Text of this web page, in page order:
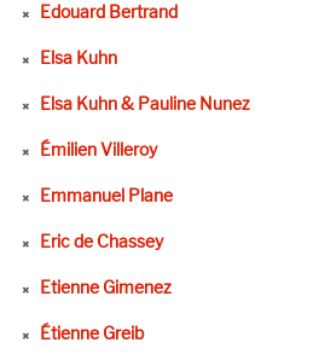
Edouard Bertrand
Elsa Kuhn
Elsa Kuhn & Pauline Nunez
Émilien Villeroy
Emmanuel Plane
Eric de Chassey
Etienne Gimenez
Étienne Greib